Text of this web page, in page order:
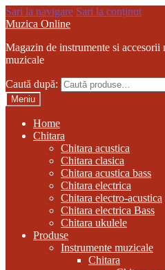
Sari la navigare Sari la conținut
Muzica Online
Magazin de instrumente si
muzicale
Caută după:
Meniu
Home
Chitara
Chitara acustica
Chitara clasica
Chitara acustica bass
Chitara electrica
Chitara electro-acustica
Chitara electrica Bass
Chitara ukulele
Produse
Instrumente muzicale
Chitara